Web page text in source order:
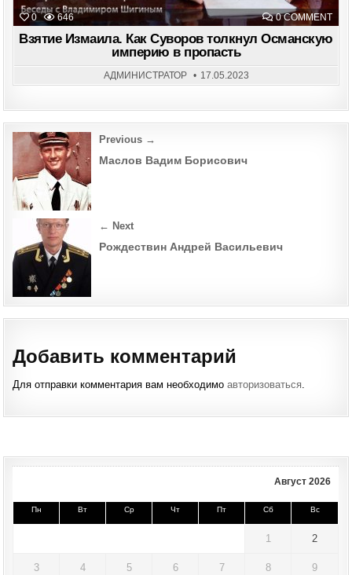
0 646 0 COMMENTON
КАК
Взятие Измаила. Как Суворов толкнул Османскую
империю в пропасть
АДМИНИСТРАТОР 17.05.2023
Post
navigation
Previous →
Маслов Вадим Борисович
← Next
Рождествин Андрей Васильевич
Добавить комментарий
Для отправки комментария вам необходимоавторизоваться.
Август 2026
Пн Вт Ср Чт Пт Сб Вс
1 2
3 4 5 6 7 8 9